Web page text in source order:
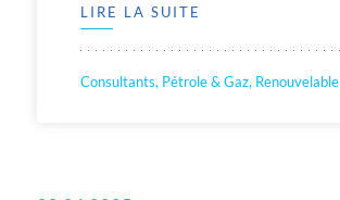
LIRE LA SUITE
Consultants, Pétrole & Gaz, Renouvelable